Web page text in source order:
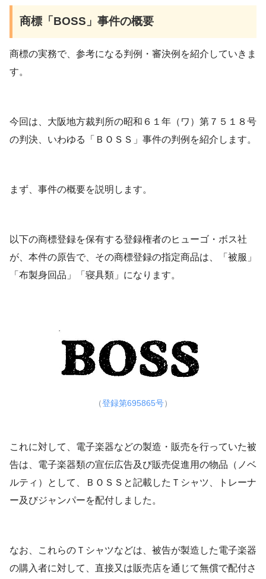
商標「BOSS」事件の概要
商標の実務で、参考になる判例・審決例を紹介していきま
す。
今回は、大阪地方裁判所の昭和６１年（ワ）第７５１８号
の判決、いわゆる「ＢＯＳＳ」事件の判例を紹介します。
まず、事件の概要を説明します。
以下の商標登録を保有する登録権者のヒューゴ・ボス社
が、本件の原告で、その商標登録の指定商品は、「被服」
「布製身回品」「寝具類」になります。
（登録第695865号）
これに対して、電子楽器などの製造・販売を行っていた被
告は、電子楽器類の宣伝広告及び販売促進用の物品（ノベ
ルティ）として、ＢＯＳＳと記載したＴシャツ、トレーナ
ー及びジャンパーを配付しました。
なお、これらのＴシャツなどは、被告が製造した電子楽器
の購入者に対して、直接又は販売店を通じて無償で配付さ